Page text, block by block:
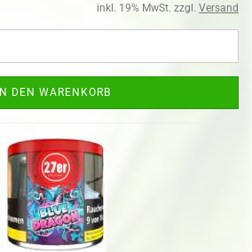
inkl. 19% MwSt. zzgl. Versand
IN DEN WARENKORB